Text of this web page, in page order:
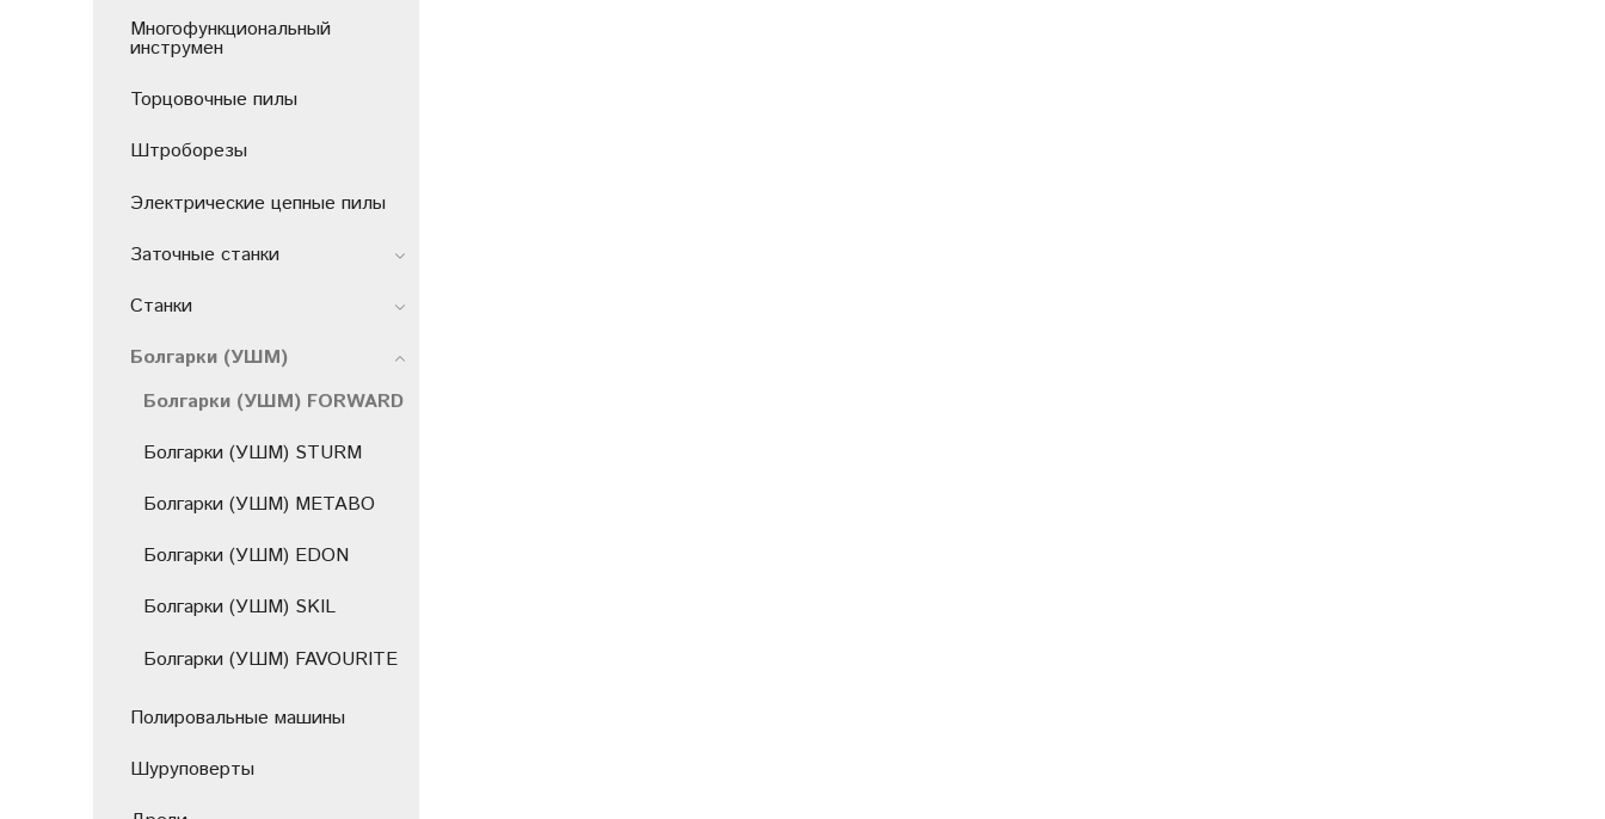
Многофункциональный
инструмен
Торцовочные пилы
Штроборезы
Электрические цепные пилы
Заточные станки
Станки
Болгарки (УШМ)
Болгарки (УШМ) FORWARD
Болгарки (УШМ) STURM
Болгарки (УШМ) METABO
Болгарки (УШМ) EDON
Болгарки (УШМ) SKIL
Болгарки (УШМ) FAVOURITE
Полировальные машины
Шуруповерты